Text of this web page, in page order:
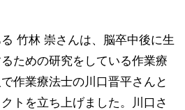
竹林 崇さんは、脳卒中後に生
ための研究をしている作業療
作業療法士の川口晋平さんと
トを立ち上げました。川口さ